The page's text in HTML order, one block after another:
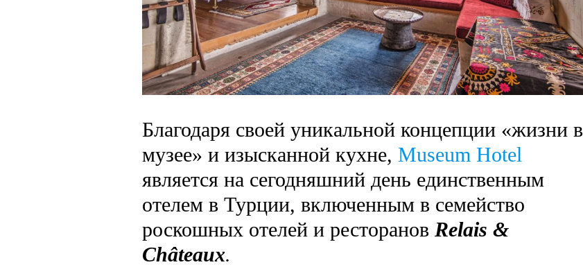
Благодаря своей уникальной концепции «жизни в
музее» и изысканной кухне, Museum Hotel
является на сегодняшний день единственным
отелем в Турции, включенным в семейство
роскошных отелей и ресторанов Relais &
Châteaux.